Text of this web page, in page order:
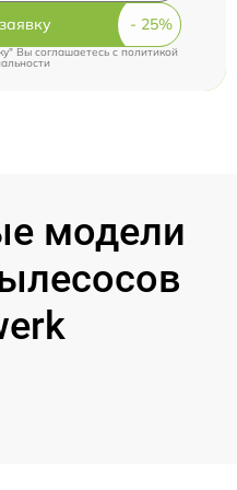
Вы соглашаетесь c политикой
модели